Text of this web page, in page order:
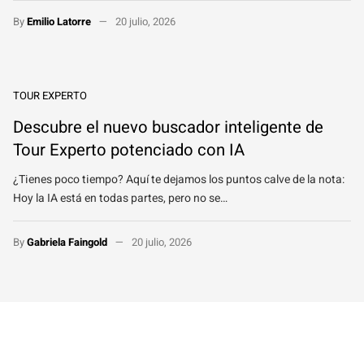
ByEmilio Latorre 20 julio, 2026
TOUR EXPERTO
Descubre el nuevo buscador inteligente de
Tour Experto potenciado con IA
¿Tienes poco tiempo? Aquí te dejamos los puntos calve de la nota:
Hoy la IA está en todas partes, pero no se…
ByGabriela Faingold 20 julio, 2026